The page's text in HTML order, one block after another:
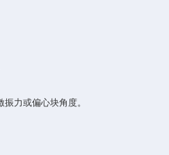
力或偏心块角度‌。